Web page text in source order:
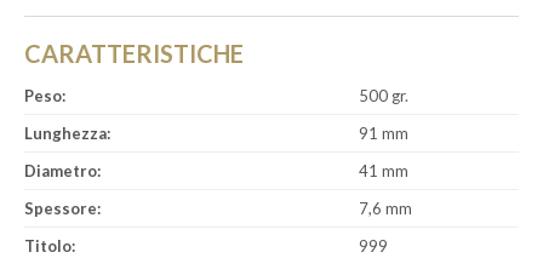
CARATTERISTICHE
Peso:
500 gr.
Lunghezza:
91 mm
Diametro:
41 mm
Spessore:
7,6 mm
Titolo:
999